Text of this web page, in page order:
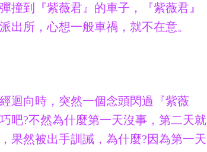
撞到『紫薇君』的車子，『紫薇君』
出所，心想一般車禍，就不在意。
迴向時，突然一個念頭閃過『紫薇
吧?不然為什麼第一天沒事，第二天就
果然被出手訓誡，為什麼?因為第一天